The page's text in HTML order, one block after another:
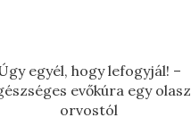
TOVÁBB
egyél, hogy lefogyjál! –
evőkúra egy olasz
orvostól